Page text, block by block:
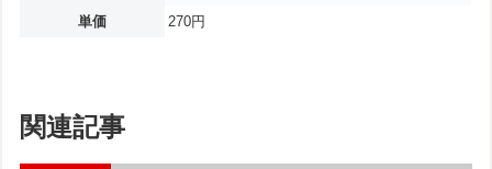
単価
270円
関連記事